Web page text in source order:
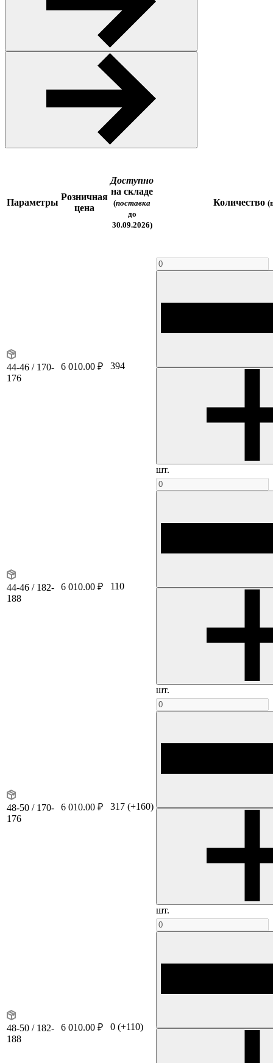
Параметры
Розничная
цена
Доступно
на складе
(поставка
до
30.09.2026)
Количество
44-46 / 170-
176
6 010.00 ₽ 394
шт.
44-46 / 182-
188
6 010.00 ₽ 110
шт.
48-50 / 170-
176
6 010.00 ₽ 317 (+160)
шт.
48-50 / 182-
188
6 010.00 ₽ 0 (+110)